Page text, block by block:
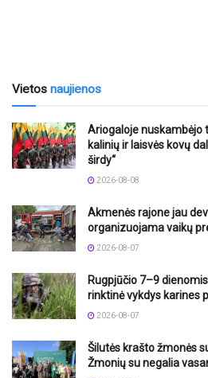
Vietos naujienos
Ariogaloje nuskambėjo
kalinių ir laisvės kovų
širdy“
2026-08-08
Akmenės rajone jau
organizuojama vaikų
2026-08-07
Rugpjūčio 7–9
rinktinė vykdys karines
2026-08-07
Šilutės krašto žmonės
Žmonių su negalia